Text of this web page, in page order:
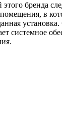
бренда
в
системное